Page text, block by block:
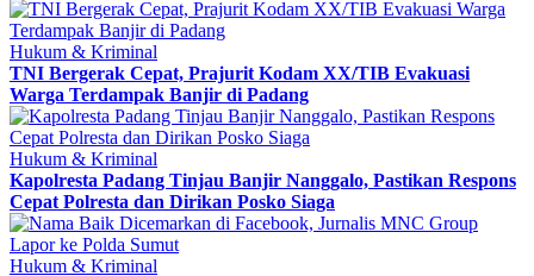
Hukum & Kriminal
TNI Bergerak Cepat, Prajurit Kodam XX/TIB Evakuasi
Warga Terdampak Banjir di Padang
Hukum & Kriminal
Kapolresta Padang Tinjau Banjir Nanggalo, Pastikan Respons
Cepat Polresta dan Dirikan Posko Siaga
Hukum & Kriminal